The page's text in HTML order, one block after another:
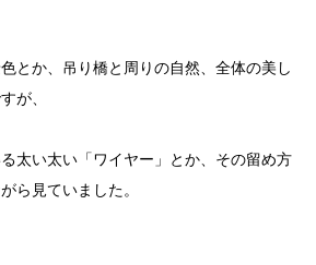
とか、吊り橋と周りの自然、全体の美し
が、
太い太い「ワイヤー」とか、その留め方
ら見ていました。